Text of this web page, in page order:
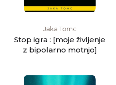
Jaka Tomc
Stop igra : [moje življenje
z bipolarno motnjo]